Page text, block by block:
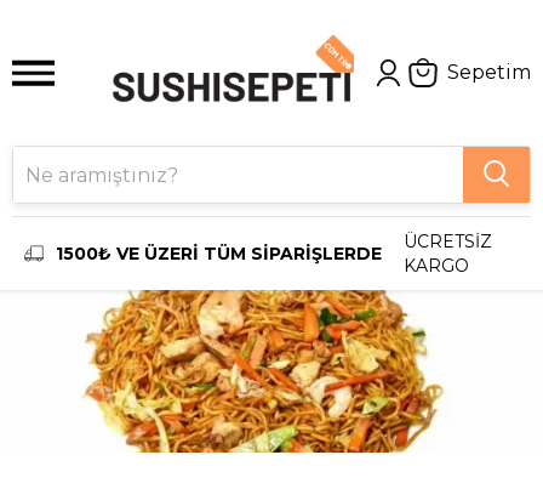
Sepetim
1500₺ VE ÜZERİ TÜM SİPARİŞLERDE
ÜCRETSİZ
KARGO